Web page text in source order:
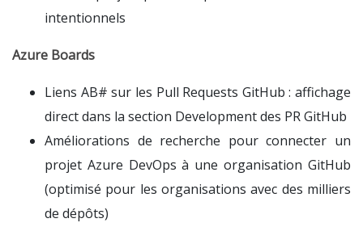
intentionnels
Azure Boards
Liens AB# sur les Pull Requests GitHub : affichage
direct dans la section Development des PR GitHub
Améliorations de recherche pour connecter un
projet Azure DevOps à une organisation GitHub
(optimisé pour les organisations avec des milliers
de dépôts)